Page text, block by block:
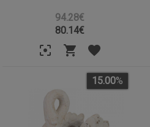
94.28€
80.14€
15.00%